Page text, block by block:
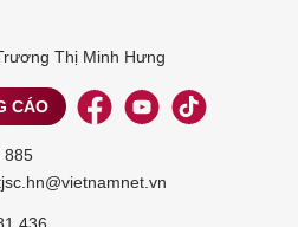
Thị Minh Hưng
CÁO
885